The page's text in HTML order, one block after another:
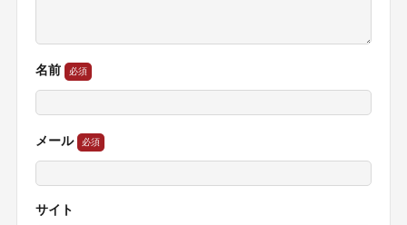
名前
メール
サイト